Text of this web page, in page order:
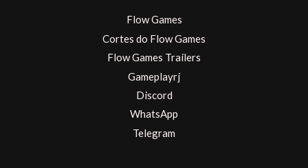
Flow Games
Cortes do Flow Games
Flow Games Trailers
Gameplayrj
Discord
WhatsApp
Telegram